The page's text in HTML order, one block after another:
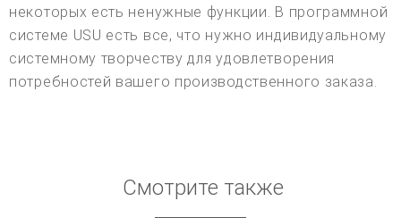
некоторых есть ненужные функции. В программной
системе USU есть все, что нужно индивидуальному
системному творчеству для удовлетворения
потребностей вашего производственного заказа.
Смотрите также